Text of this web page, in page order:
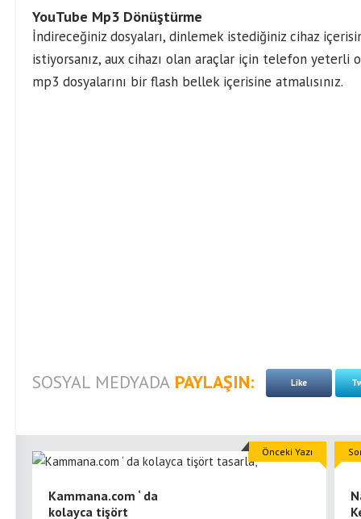
YouTube Mp3 Dönüştürme
İndireceğiniz dosyaları, dinlemek istediğiniz cihaz
istiyorsanız, aux cihazı olan araçlar için telefon yeterli
mp3 dosyalarını bir flash bellek içerisine atmalısınız.
SOSYAL MEDYADA PAYLAŞIN: Like
Kammana.com ‘ da
kolayca tişört
Önceki Yazı